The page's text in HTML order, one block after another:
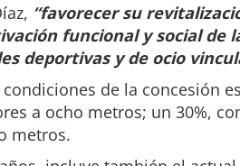
“favorecer su
funcional y social de
deportivas y de ocio
de la concesión
a ocho metros; un 30%,
metros.